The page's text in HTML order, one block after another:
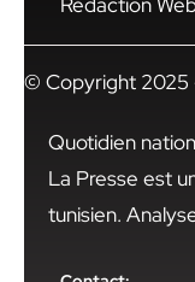
© Copyright 2025
Quotidien
La Presse est
tunisien.